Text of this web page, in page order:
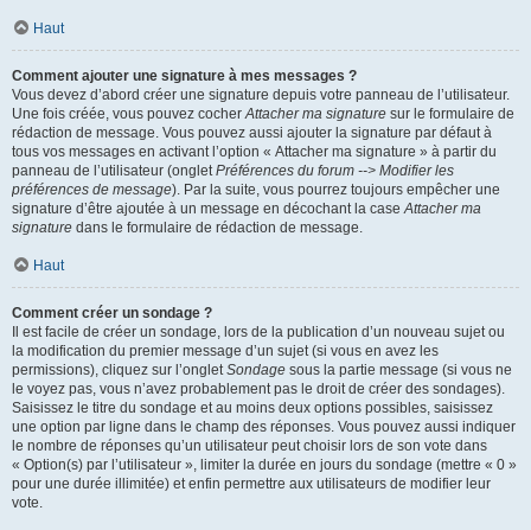
Haut
Comment ajouter une signature à mes messages ?
Vous devez d’abord créer une signature depuis votre panneau de l’utilisateur.
Une fois créée, vous pouvez cocherAttacher ma signature sur le formulaire de
rédaction de message. Vous pouvez aussi ajouter la signature par défaut à
tous vos messages en activant l’option « Attacher ma signature » à partir du
panneau de l’utilisateur (ongletPréférences du forum --> Modifier les
préférences de message). Par la suite, vous pourrez toujours empêcher une
signature d’être ajoutée à un message en décochant la caseAttacher ma
signature dans le formulaire de rédaction de message.
Haut
Comment créer un sondage ?
Il est facile de créer un sondage, lors de la publication d’un nouveau sujet ou
la modification du premier message d’un sujet (si vous en avez les
permissions), cliquez sur l’ongletSondage sous la partie message (si vous ne
le voyez pas, vous n’avez probablement pas le droit de créer des sondages).
Saisissez le titre du sondage et au moins deux options possibles, saisissez
une option par ligne dans le champ des réponses. Vous pouvez aussi indiquer
le nombre de réponses qu’un utilisateur peut choisir lors de son vote dans
« Option(s) par l’utilisateur », limiter la durée en jours du sondage (mettre « 0 »
pour une durée illimitée) et enfin permettre aux utilisateurs de modifier leur
vote.